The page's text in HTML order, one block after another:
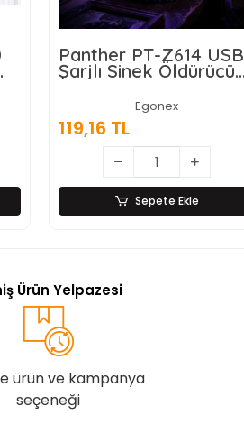
Panther PT-Z614 USB
Şarjlı Sinek Öldürücü
Lamba
Egonex
119,16 TL
Sepete Ekle
Ürün Yelpazesi
ürün ve kampanya
seçeneği